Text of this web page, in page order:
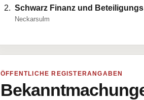
Schwarz Finanz und
Neckarsulm
ÖFFENTLICHE REGISTERANGABEN